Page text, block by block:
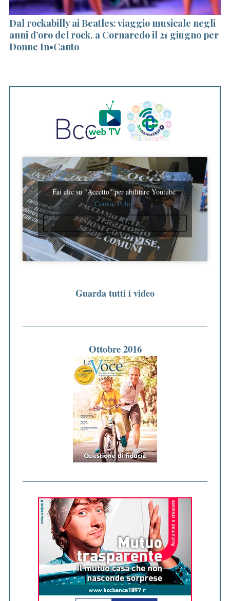
Dal rockabilly ai Beatles: viaggio musicale negli
anni d’oro del rock, a Cornaredo il 21 giugno per
Donne In•Canto
Fai clic su "Accetto" per abilitare Youtube
Cookie Policy
ACCETTO
Guarda tutti i video
Ottobre 2016
e
a
r
c
h
f
o